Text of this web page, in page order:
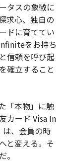
タスの象徴に
求心、独自の
ドに育ててい
をお持ち
信頼を呼び起
確立すること
「本物」に触
カード Visa In
、会員の時
と変える。そ
。